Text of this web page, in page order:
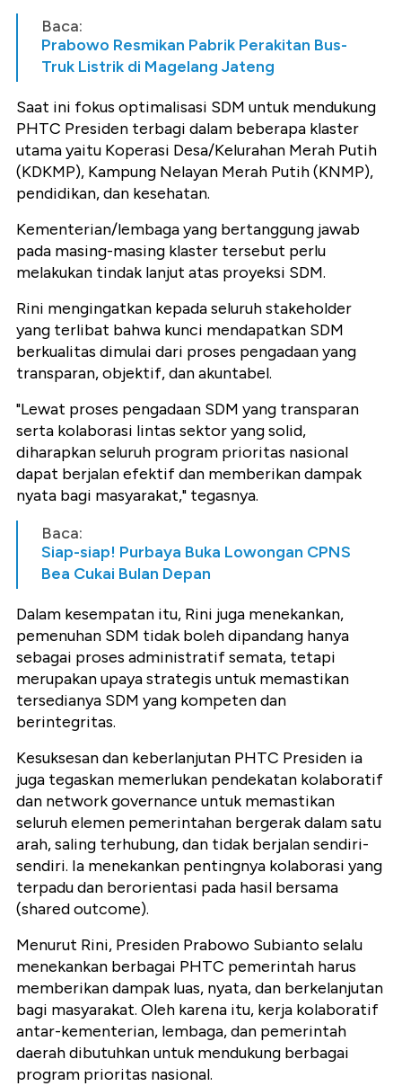
Baca:
Prabowo Resmikan Pabrik Perakitan Bus-
Truk Listrik di Magelang Jateng
Saat ini fokus optimalisasi SDM untuk mendukung
PHTC Presiden terbagi dalam beberapa klaster
utama yaitu Koperasi Desa/Kelurahan Merah Putih
(KDKMP), Kampung Nelayan Merah Putih (KNMP),
pendidikan, dan kesehatan.
Kementerian/lembaga yang bertanggung jawab
pada masing-masing klaster tersebut perlu
melakukan tindak lanjut atas proyeksi SDM.
Rini mengingatkan kepada seluruh stakeholder
yang terlibat bahwa kunci mendapatkan SDM
berkualitas dimulai dari proses pengadaan yang
transparan, objektif, dan akuntabel.
"Lewat proses pengadaan SDM yang transparan
serta kolaborasi lintas sektor yang solid,
diharapkan seluruh program prioritas nasional
dapat berjalan efektif dan memberikan dampak
nyata bagi masyarakat," tegasnya.
Baca:
Siap-siap! Purbaya Buka Lowongan CPNS
Bea Cukai Bulan Depan
Dalam kesempatan itu, Rini juga menekankan,
pemenuhan SDM tidak boleh dipandang hanya
sebagai proses administratif semata, tetapi
merupakan upaya strategis untuk memastikan
tersedianya SDM yang kompeten dan
berintegritas.
Kesuksesan dan keberlanjutan PHTC Presiden ia
juga tegaskan memerlukan pendekatan kolaboratif
dan network governance untuk memastikan
seluruh elemen pemerintahan bergerak dalam satu
arah, saling terhubung, dan tidak berjalan sendiri-
sendiri. Ia menekankan pentingnya kolaborasi yang
terpadu dan berorientasi pada hasil bersama
(shared outcome).
Menurut Rini, Presiden Prabowo Subianto selalu
menekankan berbagai PHTC pemerintah harus
memberikan dampak luas, nyata, dan berkelanjutan
bagi masyarakat. Oleh karena itu, kerja kolaboratif
antar-kementerian, lembaga, dan pemerintah
daerah dibutuhkan untuk mendukung berbagai
program prioritas nasional.